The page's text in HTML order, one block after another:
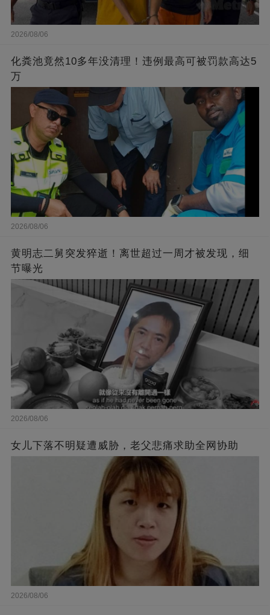
2026/08/06
化粪池竟然10多年没清理！违例最高可被罚款高达5
万
2026/08/06
黄明志二舅突发猝逝！离世超过一周才被发现，细
节曝光
2026/08/06
女儿下落不明疑遭威胁，老父悲痛求助全网协助
2026/08/06